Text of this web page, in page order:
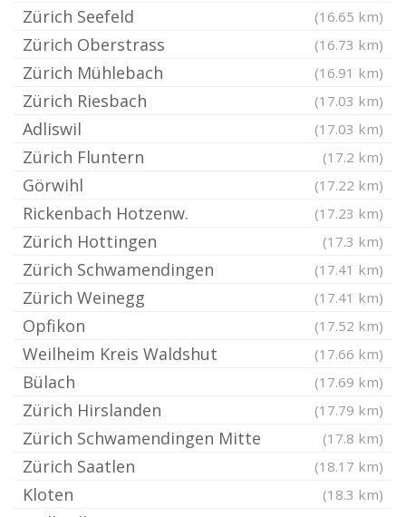
Zürich Seefeld (16.65 km)
Zürich Oberstrass (16.73 km)
Zürich Mühlebach (16.91 km)
Zürich Riesbach (17.03 km)
Adliswil (17.03 km)
Zürich Fluntern (17.2 km)
Görwihl (17.22 km)
Rickenbach Hotzenw. (17.23 km)
Zürich Hottingen (17.3 km)
Zürich Schwamendingen (17.41 km)
Zürich Weinegg (17.41 km)
Opfikon (17.52 km)
Weilheim Kreis Waldshut (17.66 km)
Bülach (17.69 km)
Zürich Hirslanden (17.79 km)
Zürich Schwamendingen Mitte (17.8 km)
Zürich Saatlen (18.17 km)
Kloten (18.3 km)